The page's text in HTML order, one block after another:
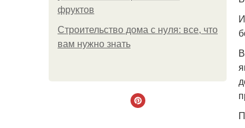
фруктов
Строительство дома с нуля: все, что
вам нужно знать